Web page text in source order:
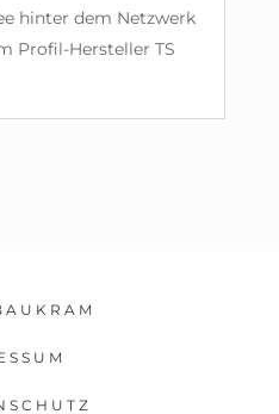
hinter dem Netzwerk
Profil-Hersteller TS